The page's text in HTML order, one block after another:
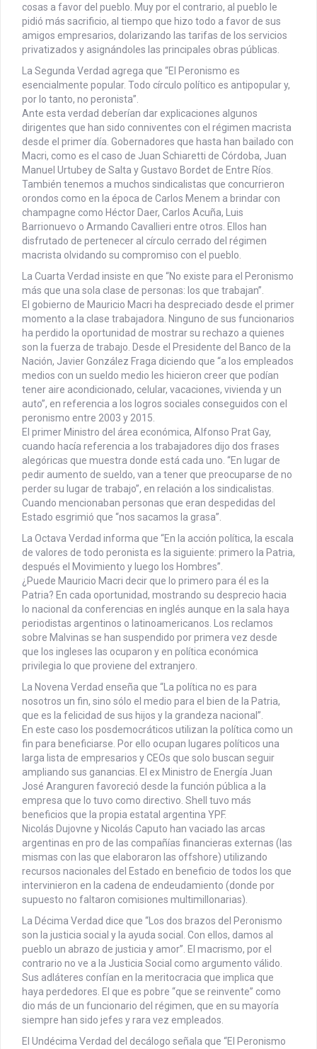
cosas a favor del pueblo. Muy por el contrario, al pueblo le
pidió más sacrificio, al tiempo que hizo todo a favor de sus
amigos empresarios, dolarizando las tarifas de los servicios
privatizados y asignándoles las principales obras públicas.
La Segunda Verdad agrega que “El Peronismo es
esencialmente popular. Todo círculo político es antipopular y,
por lo tanto, no peronista”.
Ante esta verdad deberían dar explicaciones algunos
dirigentes que han sido conniventes con el régimen macrista
desde el primer día. Gobernadores que hasta han bailado con
Macri, como es el caso de Juan Schiaretti de Córdoba, Juan
Manuel Urtubey de Salta y Gustavo Bordet de Entre Ríos.
También tenemos a muchos sindicalistas que concurrieron
orondos como en la época de Carlos Menem a brindar con
champagne como Héctor Daer, Carlos Acuña, Luis
Barrionuevo o Armando Cavallieri entre otros. Ellos han
disfrutado de pertenecer al círculo cerrado del régimen
macrista olvidando su compromiso con el pueblo.
La Cuarta Verdad insiste en que “No existe para el Peronismo
más que una sola clase de personas: los que trabajan”.
El gobierno de Mauricio Macri ha despreciado desde el primer
momento a la clase trabajadora. Ninguno de sus funcionarios
ha perdido la oportunidad de mostrar su rechazo a quienes
son la fuerza de trabajo. Desde el Presidente del Banco de la
Nación, Javier González Fraga diciendo que “a los empleados
medios con un sueldo medio les hicieron creer que podían
tener aire acondicionado, celular, vacaciones, vivienda y un
auto”, en referencia a los logros sociales conseguidos con el
peronismo entre 2003 y 2015.
El primer Ministro del área económica, Alfonso Prat Gay,
cuando hacía referencia a los trabajadores dijo dos frases
alegóricas que muestra donde está cada uno. “En lugar de
pedir aumento de sueldo, van a tener que preocuparse de no
perder su lugar de trabajo”, en relación a los sindicalistas.
Cuando mencionaban personas que eran despedidas del
Estado esgrimió que “nos sacamos la grasa”.
La Octava Verdad informa que “En la acción política, la escala
de valores de todo peronista es la siguiente: primero la Patria,
después el Movimiento y luego los Hombres”.
¿Puede Mauricio Macri decir que lo primero para él es la
Patria? En cada oportunidad, mostrando su desprecio hacia
lo nacional da conferencias en inglés aunque en la sala haya
periodistas argentinos o latinoamericanos. Los reclamos
sobre Malvinas se han suspendido por primera vez desde
que los ingleses las ocuparon y en política económica
privilegia lo que proviene del extranjero.
La Novena Verdad enseña que “La política no es para
nosotros un fin, sino sólo el medio para el bien de la Patria,
que es la felicidad de sus hijos y la grandeza nacional”.
En este caso los posdemocráticos utilizan la política como un
fin para beneficiarse. Por ello ocupan lugares políticos una
larga lista de empresarios y CEOs que solo buscan seguir
ampliando sus ganancias. El ex Ministro de Energía Juan
José Aranguren favoreció desde la función pública a la
empresa que lo tuvo como directivo. Shell tuvo más
beneficios que la propia estatal argentina YPF.
Nicolás Dujovne y Nicolás Caputo han vaciado las arcas
argentinas en pro de las compañías financieras externas (las
mismas con las que elaboraron las offshore) utilizando
recursos nacionales del Estado en beneficio de todos los que
intervinieron en la cadena de endeudamiento (donde por
supuesto no faltaron comisiones multimillonarias).
La Décima Verdad dice que “Los dos brazos del Peronismo
son la justicia social y la ayuda social. Con ellos, damos al
pueblo un abrazo de justicia y amor”. El macrismo, por el
contrario no ve a la Justicia Social como argumento válido.
Sus adláteres confían en la meritocracia que implica que
haya perdedores. El que es pobre “que se reinvente” como
dio más de un funcionario del régimen, que en su mayoría
siempre han sido jefes y rara vez empleados.
El Undécima Verdad del decálogo señala que “El Peronismo